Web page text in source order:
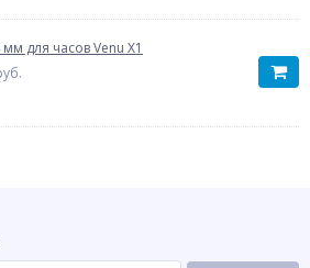
для часов Venu X1